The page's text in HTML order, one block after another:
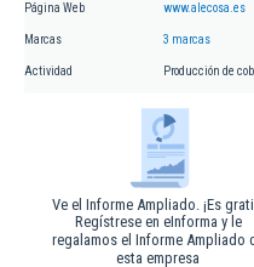
Página Web www.alecosa.es
Marcas 3 marcas
Actividad Producción de
Ve el Informe Ampliado. ¡Es
Regístrese en eInforma y le
regalamos el Informe Ampliado
esta empresa